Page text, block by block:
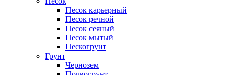
Песок карьерный
Песок речной
Песок сеяный
Песок мытый
Пескогрунт
Грунт
Чернозем